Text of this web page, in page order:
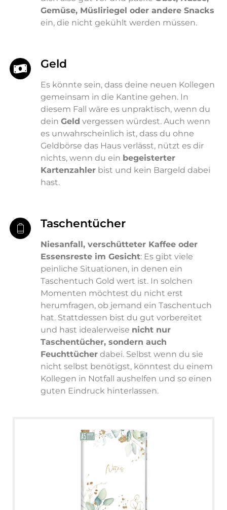
Gemüse, Müsliriegel oder andere Snacks
ein, die nicht gekühlt werden müssen.
Geld
Es könnte sein, dass deine neuen Kollegen
gemeinsam in die Kantine gehen. In
diesem Fall wäre es unpraktisch, wenn du
dein Geld vergessen würdest. Auch wenn
es unwahrscheinlich ist, dass du ohne
Geldbörse das Haus verlässt, nützt es dir
nichts, wenn du ein begeisterter
Kartenzahler bist und kein Bargeld dabei
hast.
Taschentücher
Niesanfall, verschütteter Kaffee oder
Essensreste im Gesicht: Es gibt viele
peinliche Situationen, in denen ein
Taschentuch Gold wert ist. In solchen
Momenten möchtest du nicht erst
herumfragen, ob jemand ein Taschentuch
hat. Stattdessen bist du gut vorbereitet
und hast idealerweise nicht nur
Taschentücher, sondern auch
Feuchttücher dabei. Selbst wenn du sie
nicht selbst benötigst, könntest du einem
Kollegen in Notfall aushelfen und so einen
guten Eindruck hinterlassen.